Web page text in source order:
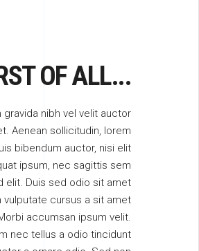
OF ALL...
gravida nibh vel velit auctor
Aenean sollicitudin, lorem
bibendum auctor, nisi elit
ipsum, nec sagittis sem
elit. Duis sed odio sit amet
vulputate cursus a sit amet
accumsan ipsum velit.
nec tellus a odio tincidunt